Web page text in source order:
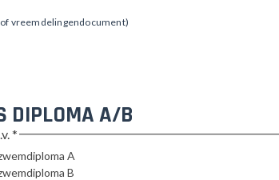
vreemdelingendocument)
DIPLOMA A/B
*
A
B